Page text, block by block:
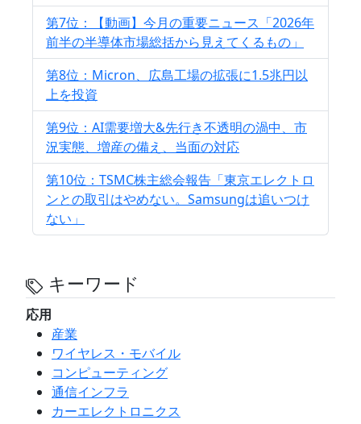
第7位：【動画】今月の重要ニュース「2026年
前半の半導体市場総括から見えてくるもの」
第8位：Micron、広島工場の拡張に1.5兆円以
上を投資
第9位：AI需要増大&先行き不透明の渦中、市
況実態、増産の備え、当面の対応
第10位：TSMC株主総会報告「東京エレクトロ
ンとの取引はやめない。Samsungは追いつけ
ない」
キーワード
応用
産業
ワイヤレス・モバイル
コンピューティング
通信インフラ
カーエレクトロニクス